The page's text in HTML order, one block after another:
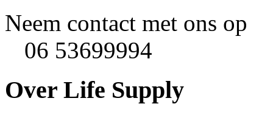
Neem contact met ons op
06 53699994
Over Life Supply